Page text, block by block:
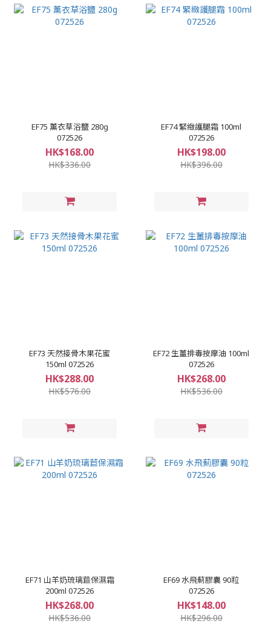
EF75 薰衣草浴鹽 280g
072526
HK$168.00
HK$336.00
EF74 緊緻護腿霜 100ml
072526
HK$198.00
HK$396.00
EF73 天然接骨木果花蜜
150ml 072526
HK$288.00
HK$576.00
EF72 生薑排毒按摩油 100ml
072526
HK$268.00
HK$536.00
EF71 山羊奶琉璃苣保濕霜
200ml 072526
HK$268.00
HK$536.00
EF69 水飛薊膠囊 90粒
072526
HK$148.00
HK$296.00